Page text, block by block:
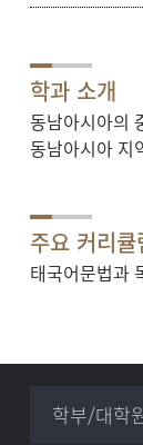
학과 소개
동남아시아의
동남아시아 지
주요 커리큘
태국어문법과
학부/대학